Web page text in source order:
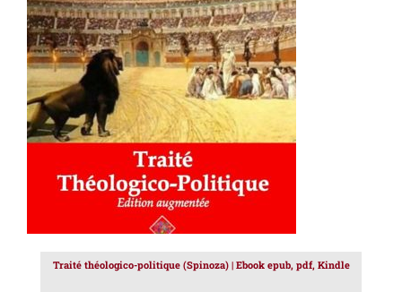
AJOUTER AU PANIER / DÉTAILS
Traité théologico-politique (Spinoza) | Ebook epub, pdf, Kindle